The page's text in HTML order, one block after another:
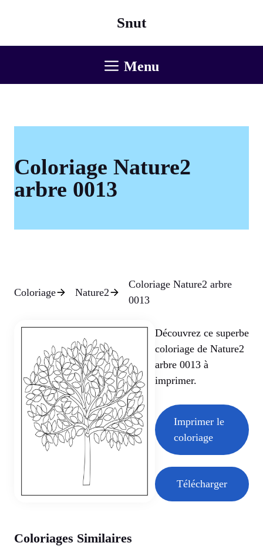
Snut
Menu
Coloriage Nature2
arbre 0013
Coloriage Nature2
Coloriage Nature2 arbre
0013
Découvrez ce superbe
coloriage de Nature2
arbre 0013 à
imprimer.
Imprimer le
coloriage
Télécharger
Coloriages Similaires